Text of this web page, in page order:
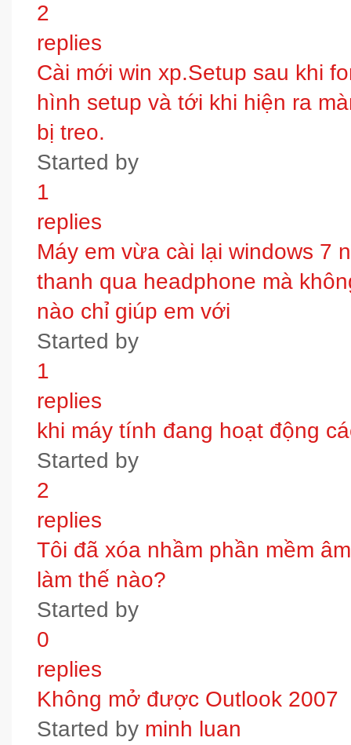
2
replies
Cài mới win xp.Setup sau khi
hình setup và tới khi hiện ra
bị treo.
Started by
1
replies
Máy em vừa cài lại windows 7
thanh qua headphone mà
nào chỉ giúp em với
Started by
1
replies
khi máy tính đang hoạt động
Started by
2
replies
Tôi đã xóa nhầm phần mềm
làm thế nào?
Started by
0
replies
Không mở được Outlook 2007
Started by minh luan